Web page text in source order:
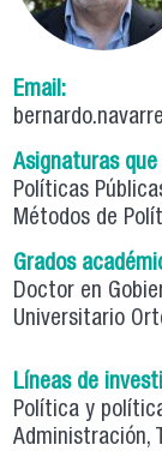
Email:
Asignaturas
Políticas
Métodos de
Grados
Doctor en
Universitario
Líneas de
Política y
Administración,